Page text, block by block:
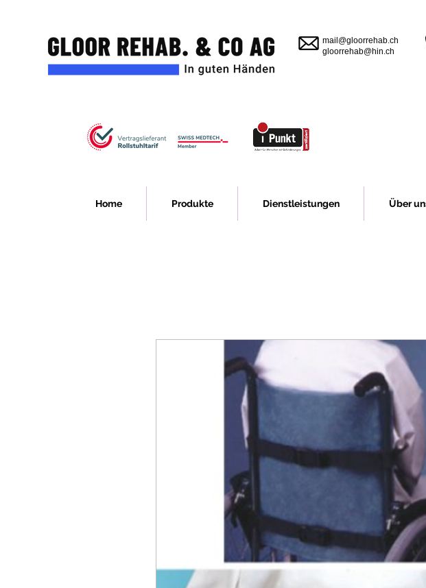
mail@gloorrehab.ch
gloorrehab@hin.ch
Home Produkte Dienstleistungen Über